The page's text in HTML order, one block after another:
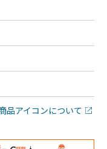
品アイコンについて